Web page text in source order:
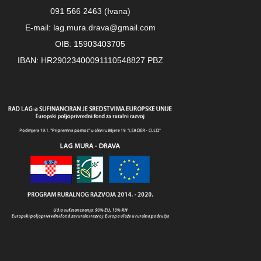
091 566 2463 (Ivana)
E-mail: lag.mura.drava@gmail.com
OIB: 15903403705
IBAN: HR29023400091110548827 PBZ